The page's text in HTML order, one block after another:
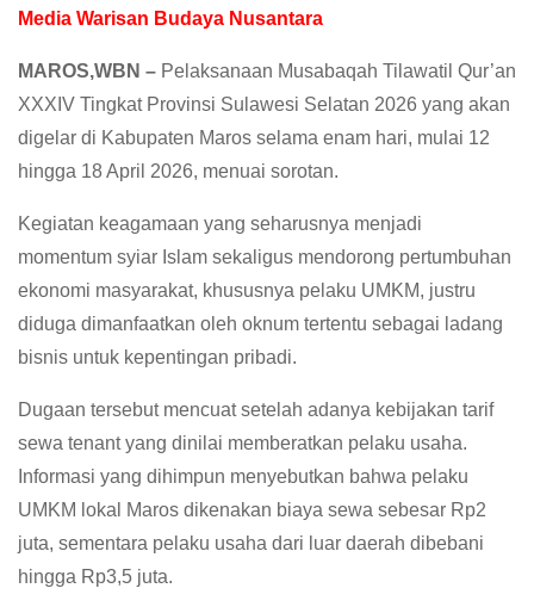
Media Warisan Budaya Nusantara
MAROS,WBN – Pelaksanaan Musabaqah Tilawatil Qur’an
XXXIV Tingkat Provinsi Sulawesi Selatan 2026 yang akan
digelar di Kabupaten Maros selama enam hari, mulai 12
hingga 18 April 2026, menuai sorotan.
Kegiatan keagamaan yang seharusnya menjadi
momentum syiar Islam sekaligus mendorong pertumbuhan
ekonomi masyarakat, khususnya pelaku UMKM, justru
diduga dimanfaatkan oleh oknum tertentu sebagai ladang
bisnis untuk kepentingan pribadi.
Dugaan tersebut mencuat setelah adanya kebijakan tarif
sewa tenant yang dinilai memberatkan pelaku usaha.
Informasi yang dihimpun menyebutkan bahwa pelaku
UMKM lokal Maros dikenakan biaya sewa sebesar Rp2
juta, sementara pelaku usaha dari luar daerah dibebani
hingga Rp3,5 juta.